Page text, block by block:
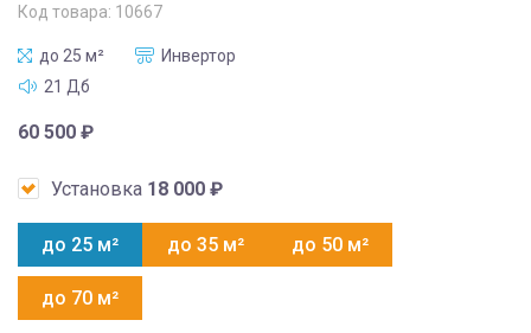
Код товара: 10667
до 25 м²
Инвертор
21 Дб
60 500 ₽
Установка 18 000 ₽
до 25 м² до 35 м² до 50 м²
до 70 м²